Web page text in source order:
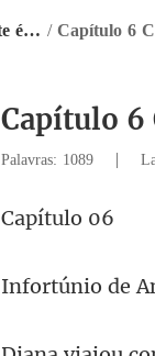
Infortúnio de Amor Uma noite é para sempre / Capítulo 6
Capítulo 6
Palavras: 1089 |
ítu
Infortún